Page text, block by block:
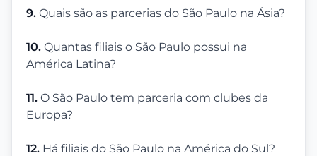
9. Quais são as parcerias do São Paulo na Ásia?
10. Quantas filiais o São Paulo possui na
América Latina?
11. O São Paulo tem parceria com clubes da
Europa?
12. Há filiais do São Paulo na América do Sul?